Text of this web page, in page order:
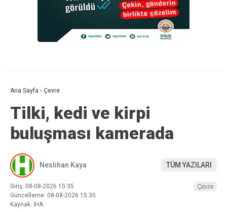
Ana Sayfa › Çevre
Tilki, kedi ve kirpi
buluşması kamerada
Neslihan Kaya TÜM YAZILARI
Giriş: 08-08-2026 15:35
Güncelleme: 08-08-2026 15:35
Kaynak: İHA
Çevre